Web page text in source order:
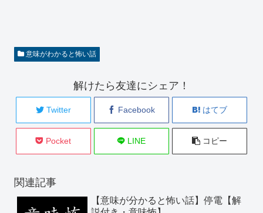
意味がわかると怖い話
解けたら友達にシェア！
Twitter Facebook はてブ
Pocket LINE コピー
関連記事
【意味が分かると怖い話】停電【解